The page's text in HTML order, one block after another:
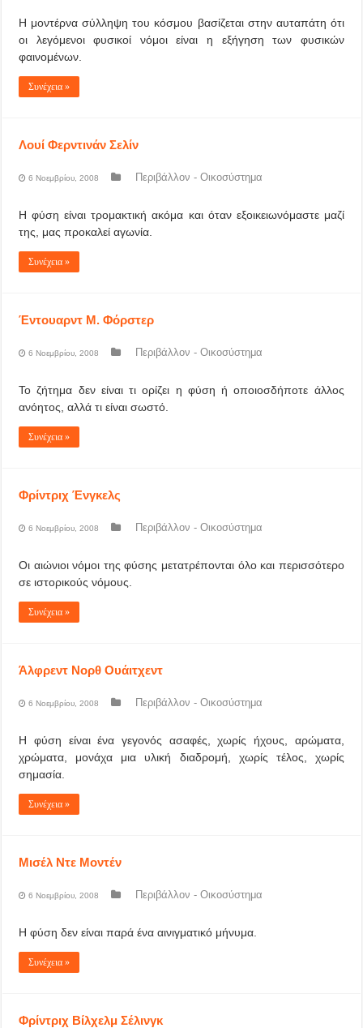
Η μοντέρνα σύλληψη του κόσμου βασίζεται στην αυταπάτη ότι
οι λεγόμενοι φυσικοί νόμοι είναι η εξήγηση των φυσικών
φαινομένων.
Συνέχεια »
Λουί Φερντινάν Σελίν
6 Νοεμβρίου, 2008 Περιβάλλον - Οικοσύστημα
Η φύση είναι τρομακτική ακόμα και όταν εξοικειωνόμαστε μαζί
της, μας προκαλεί αγωνία.
Συνέχεια »
Έντουαρντ Μ. Φόρστερ
6 Νοεμβρίου, 2008 Περιβάλλον - Οικοσύστημα
Το ζήτημα δεν είναι τι ορίζει η φύση ή οποιοσδήποτε άλλος
ανόητος, αλλά τι είναι σωστό.
Συνέχεια »
Φρίντριχ Ένγκελς
6 Νοεμβρίου, 2008 Περιβάλλον - Οικοσύστημα
Οι αιώνιοι νόμοι της φύσης μετατρέπονται όλο και περισσότερο
σε ιστορικούς νόμους.
Συνέχεια »
Άλφρεντ Νορθ Ουάιτχεντ
6 Νοεμβρίου, 2008 Περιβάλλον - Οικοσύστημα
Η φύση είναι ένα γεγονός ασαφές, χωρίς ήχους, αρώματα,
χρώματα, μονάχα μια υλική διαδρομή, χωρίς τέλος, χωρίς
σημασία.
Συνέχεια »
Μισέλ Ντε Μοντέν
6 Νοεμβρίου, 2008 Περιβάλλον - Οικοσύστημα
Η φύση δεν είναι παρά ένα αινιγματικό μήνυμα.
Συνέχεια »
Φρίντριχ Βίλχελμ Σέλινγκ